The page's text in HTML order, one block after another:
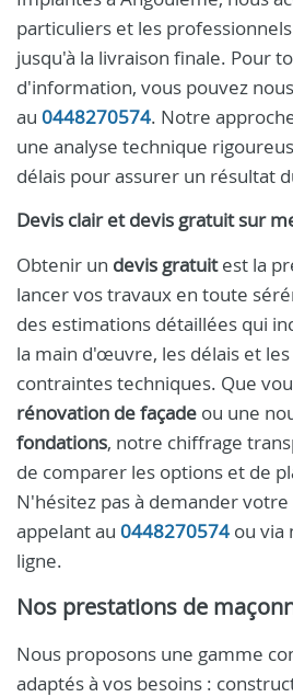
particuliers et les
jusqu'à la livraison finale. Pour
d'information, vous pouvez
au 0448270574. Notre
une analyse technique
délais pour assurer un résultat
Devis clair etdevis gratuitsur
Obtenir un devis gratuitest la
lancer vos travaux en toute
des estimations détaillées qui
la main d'œuvre, les délais et
contraintes techniques. Que
rénovation de façade ou une
fondations, notre chiffrage
de comparer les options et de
N'hésitez pas à demander
appelant au 0448270574 ou via
ligne.
Nos prestations de
Nous proposons une gamme
adaptés à vos besoins :